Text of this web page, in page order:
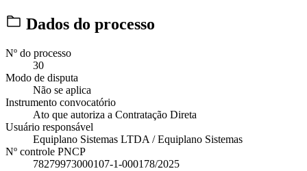
Dados do processo
Nº do processo
30
Modo de disputa
Não se aplica
Instrumento convocatório
Ato que autoriza a Contratação Direta
Usuário responsável
Equiplano Sistemas LTDA / Equiplano Sistemas
Nº controle PNCP
78279973000107-1-000178/2025